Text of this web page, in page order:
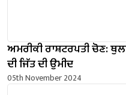
ਅਮਰੀਕੀ ਰਾਸ਼ਟਰਪਤੀ ਚੋਣ:
ਦੀ ਜਿੱਤ ਦੀ ਉਮੀਦ
05th November 2024